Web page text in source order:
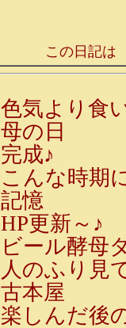
この日記は
色気より食
母の日
完成♪
こんな時期
記憶
HP更新～♪
ビール酵母
人のふり見
古本屋
楽しんだ後